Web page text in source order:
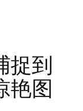
捉到
艳图